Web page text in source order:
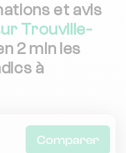
et avis
Trouville-
2 min les
à
Comparer